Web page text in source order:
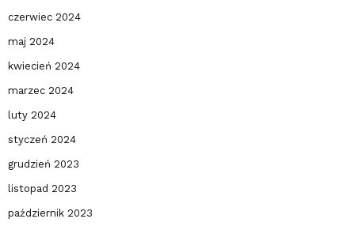
czerwiec 2024
maj 2024
kwiecień 2024
marzec 2024
luty 2024
styczeń 2024
grudzień 2023
listopad 2023
październik 2023